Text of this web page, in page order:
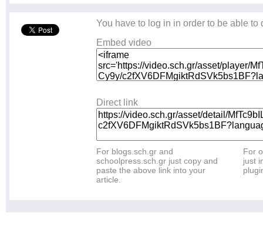
You have to log in in order to be able to
Embed video
Direct link
For blogs.sch.gr and
schoolpress.sch.gr just copy and
paste the above link into your
article.
For
just